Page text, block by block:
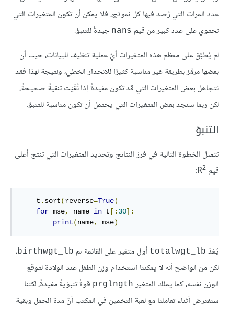
عدد المرات التي رُصد فيها كل نموذج، فلا يمكن أن تكون المتغيرات التي
تحتوي على عدد كبير من قيم nans جيدةً للتنبؤ.
لم يُطبَّق على معظم هذه المتغيرات أيّ عملية تنظيف للبيانات، حيث أن
بعضها مرمَّز بطريقة غير مناسبة كثيرًا للانحدار الخطي، ونتيجة لهذا فقد
نتجاهل بعض المتغيرات التي قد تكون مفيدةً إذا نُقّيَت تنقيةً صحيحةً،
لكن ربما سنجد بعض المتغيرات التي يحتمل أن تكون مناسبة للتنبؤ.
التنبؤ
تتمثل الخطوة التالية في فرز النتائج وتحديد المتغيرات التي تنتج أعلى
قيم R 2
:
    t
. sort(reverse=True)
for mse, name in t [: 30]:
print(name, mse)
يُعَدّ totalwgt_lb أول متغير على القائمة ثم birthwgt_lb،
لكن من الواضح أنه لا يمكننا استخدام وزن الطفل عند الولادة لتوقع
الوزن نفسه، كما يملك المتغير prglngth قوةً تنبؤيةً مفيدةً، لكننا
سنفترض أثناء تعاملنا مع لعبة التخمين في المكتب أنّ مدة الحمل وبقية